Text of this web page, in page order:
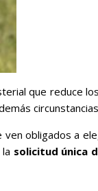
que
obligados a
solicitud única